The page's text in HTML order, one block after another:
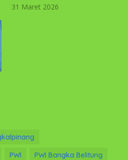
31 Maret 2026
PWI
PWI Bangka Belitung